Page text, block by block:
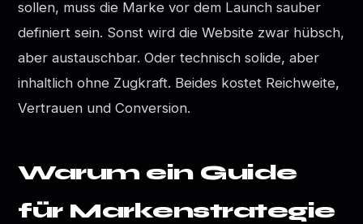
sollen, muss die Marke vor dem Launch sauber
definiert sein. Sonst wird die Website zwar hübsch,
aber austauschbar. Oder technisch solide, aber
inhaltlich ohne Zugkraft. Beides kostet Reichweite,
Vertrauen und Conversion.
Warum ein Guide
für Markenstrategie